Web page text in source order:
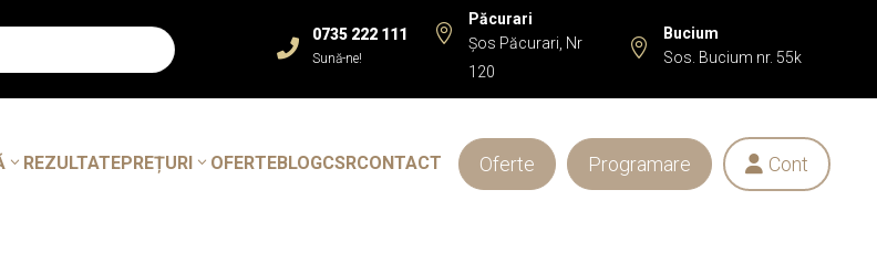

0735 222 111
Sună-ne!

Păcurari
Șos Păcurari, Nr
120

Bucium
Sos. Bucium nr. 55k
REZULTATEPREȚURI OFERTEBLOGCSRCONTACT Oferte Programare  Cont